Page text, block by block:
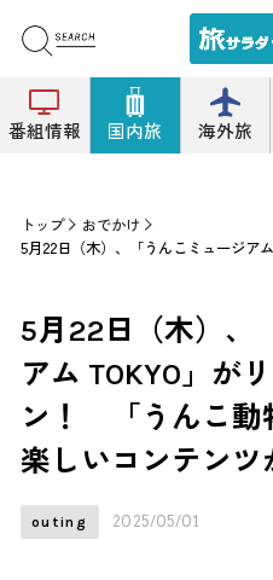
番組情報 国内旅 海外旅
トップ
おでかけ
5月22日（木）、
アム TOKYO」が
ン！ 「うんこ動
楽しいコンテンツ
outing 2025/05/01